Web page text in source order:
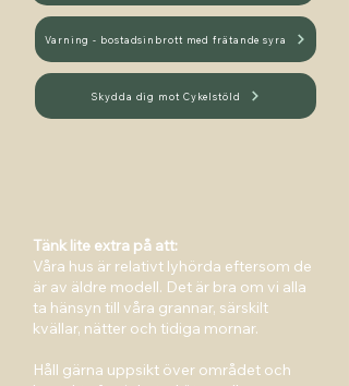
Varning - bostadsinbrott med frätande syra
Skydda dig mot Cykelstöld
Tänk lite extra på att:
Våra hus är relativt lyhörda eftersom de
är av äldre modell. Det är bra om vi alla
ta hänsyn till våra grannar, särskilt
kvällar, nätter och tidiga mornar.
Håll gärna uppsikt över området och